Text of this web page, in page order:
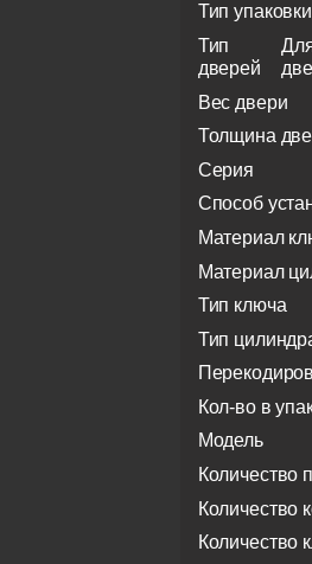
Тип упаковки
Тип
дверей
Вес двери
Толщина
Серия
Способ
Материал
Материал
Тип ключа
Тип
Кол-во в
Модель
Количество
Количество
Количество